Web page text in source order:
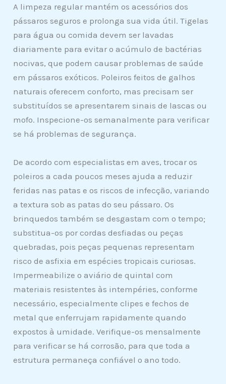
A limpeza regular mantém os acessórios dos
pássaros seguros e prolonga sua vida útil. Tigelas
para água ou comida devem ser lavadas
diariamente para evitar o acúmulo de bactérias
nocivas, que podem causar problemas de saúde
em pássaros exóticos. Poleiros feitos de galhos
naturais oferecem conforto, mas precisam ser
substituídos se apresentarem sinais de lascas ou
mofo. Inspecione-os semanalmente para verificar
se há problemas de segurança.
De acordo com especialistas em aves, trocar os
poleiros a cada poucos meses ajuda a reduzir
feridas nas patas e os riscos de infecção, variando
a textura sob as patas do seu pássaro. Os
brinquedos também se desgastam com o tempo;
substitua-os por cordas desfiadas ou peças
quebradas, pois peças pequenas representam
risco de asfixia em espécies tropicais curiosas.
Impermeabilize o aviário de quintal com
materiais resistentes às intempéries, conforme
necessário, especialmente clipes e fechos de
metal que enferrujam rapidamente quando
expostos à umidade. Verifique-os mensalmente
para verificar se há corrosão, para que toda a
estrutura permaneça confiável o ano todo.